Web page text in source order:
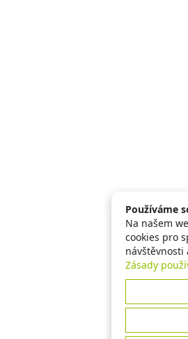
Používáme
Na našem
cookies pro
návštěvnosti
Zásady